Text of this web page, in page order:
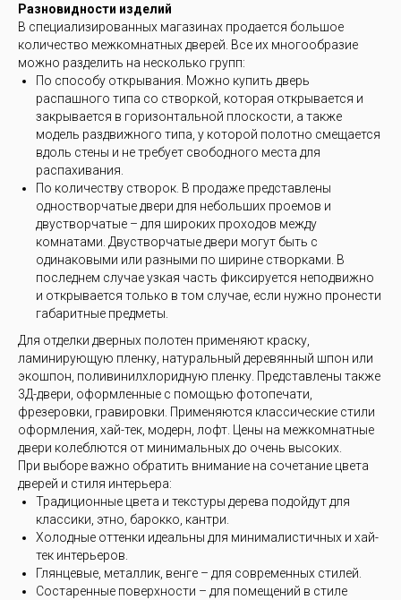
Разновидности изделий
В специализированных магазинах продается большое
количество межкомнатных дверей. Все их многообразие
можно разделить на несколько групп:
По способу открывания. Можно купить дверь
распашного типа со створкой, которая открывается и
закрывается в горизонтальной плоскости, а также
модель раздвижного типа, у которой полотно смещается
вдоль стены и не требует свободного места для
распахивания.
По количеству створок. В продаже представлены
одностворчатые двери для небольших проемов и
двустворчатые – для широких проходов между
комнатами. Двустворчатые двери могут быть с
одинаковыми или разными по ширине створками. В
последнем случае узкая часть фиксируется неподвижно
и открывается только в том случае, если нужно пронести
габаритные предметы.
Для отделки дверных полотен применяют краску,
ламинирующую пленку, натуральный деревянный шпон или
экошпон, поливинилхлоридную пленку. Представлены также
3Д-двери, оформленные с помощью фотопечати,
фрезеровки, гравировки. Применяются классические стили
оформления, хай-тек, модерн, лофт. Цены на межкомнатные
двери колеблются от минимальных до очень высоких.
При выборе важно обратить внимание на сочетание цвета
дверей и стиля интерьера:
Традиционные цвета и текстуры дерева подойдут для
классики, этно, барокко, кантри.
Холодные оттенки идеальны для минималистичных и хай-
тек интерьеров.
Глянцевые, металлик, венге – для современных стилей.
Состаренные поверхности – для помещений в стиле